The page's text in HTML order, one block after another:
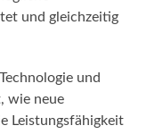
und gleichzeitig
und
wie neue
Leistungsfähigkeit